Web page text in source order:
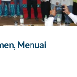
Menuai